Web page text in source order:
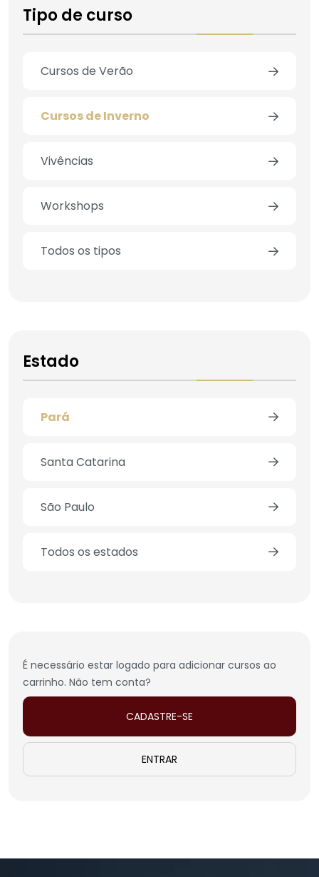
Tipo de curso
Cursos de Verão
Cursos de Inverno
Vivências
Workshops
Todos os tipos
Estado
Pará
Santa Catarina
São Paulo
Todos os estados
É necessário estar logado para adicionar cursos ao
carrinho. Não tem conta?
CADASTRE-SE
ENTRAR